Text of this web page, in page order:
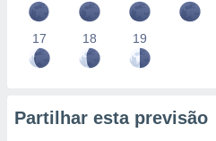
17 18 19
Partilhar esta previsão